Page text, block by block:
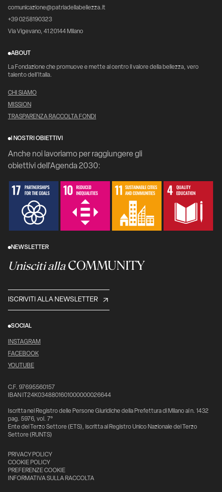
comunicazione@patriadellabellezza.it
+39 0258190323
Via Vigevano, 41 20144 Milano
ABOUT
La Fondazione che promuove e mette al centro il valore della bellezza, vero
talento dell’Italia.
CHI SIAMO
MISSION
TRASPARENZA RACCOLTA FONDI
I NOSTRI OBIETTIVI
Anche noi lavoriamo per raggiungere gli
obiettivi dell'Agenda 2030:
NEWSLETTER
Unisciti allaCOMMUNITY
ISCRIVITI ALLA NEWSLETTER
SOCIAL
INSTAGRAM
FACEBOOK
YOUTUBE
C.F. 97695560157
IBAN IT24K0348801601000000026644
Iscritta nel Registro delle Persone Giuridiche della Prefettura di Milano al n. 1432
pag. 5976, vol. 7°
Ente del Terzo Settore (ETS), iscritta al Registro Unico Nazionale del Terzo
Settore (RUNTS)
PRIVACY POLICY
COOKIE POLICY
PREFERENZE COOKIE
INFORMATIVA SULLA RACCOLTA